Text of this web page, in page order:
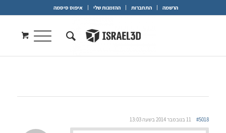
הרשמה התחברות ההזמנות שלי איפוס סיסמה
11 בנובמבר 2014 בשעה 13:03 #5018